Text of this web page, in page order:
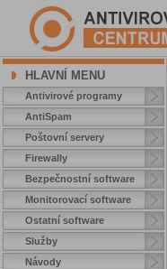
HLAVNÍ MENU
Antivirové programy
AntiSpam
Poštovní servery
Firewally
Bezpečnostní software
Monitorovací software
Ostatní software
Služby
Návody